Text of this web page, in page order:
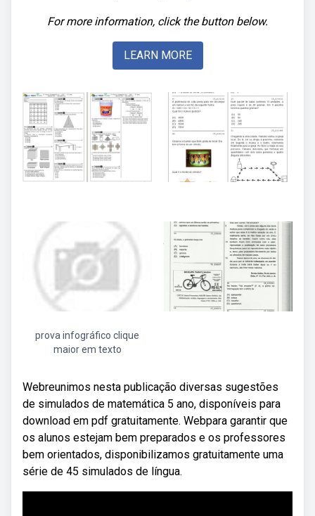
For more information, click the button below.
LEARN MORE
prova infográfico clique
maior em texto
Webreunimos nesta publicação diversas sugestões
de simulados de matemática 5 ano, disponíveis para
download em pdf gratuitamente. Webpara garantir que
os alunos estejam bem preparados e os professores
bem orientados, disponibilizamos gratuitamente uma
série de 45 simulados de língua.